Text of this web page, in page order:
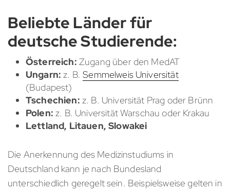
Beliebte Länder für
deutsche Studierende:
Österreich: Zugang über den MedAT
Ungarn: z. B.Semmelweis Universität
(Budapest)
Tschechien: z. B. Universität Prag oder Brünn
Polen: z. B. Universität Warschau oder Krakau
Lettland, Litauen, Slowakei
Die Anerkennung des Medizinstudiums in
Deutschland kann je nach Bundesland
unterschiedlich geregelt sein. Beispielsweise gelten in